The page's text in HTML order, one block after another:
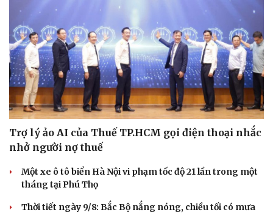
Âm nhạc
Di sản
Trợ lý ảo AI của Thuế TP.HCM gọi điện thoại nhắc
nhở người nợ thuế
Một xe ô tô biển Hà Nội vi phạm tốc độ 21 lần trong một
tháng tại Phú Thọ
Thời tiết ngày 9/8: Bắc Bộ nắng nóng, chiều tối có mưa